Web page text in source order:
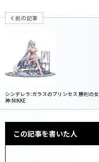
前の記事
シンデレラ:ガラスのプリンセス 勝利の女
神:NIKKE
この記事を書いた人